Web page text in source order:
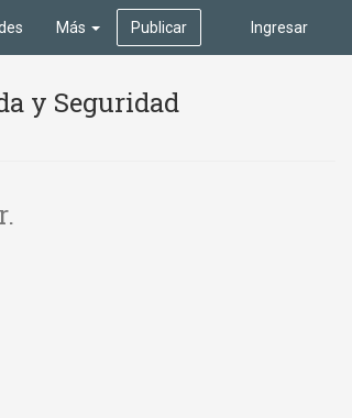
Ingresar
Más Publicar
y Seguridad